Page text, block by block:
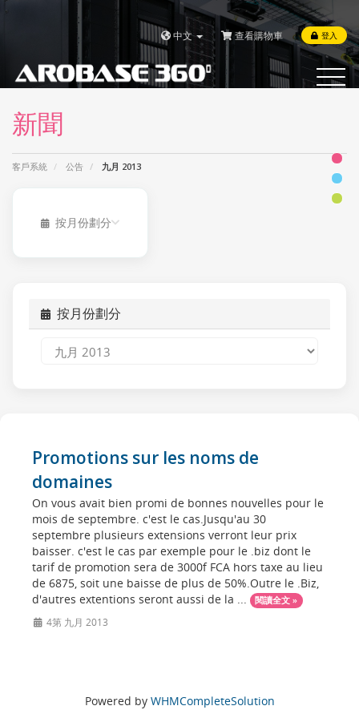
中文 查看購物車 登入
Toggle
新聞
客戶系統 公告 九月 2013
按月份劃分
按月份劃分
Promotions sur les noms de
domaines
On vous avait bien promi de bonnes nouvelles pour le
mois de septembre. c'est le cas.Jusqu'au 30
septembre plusieurs extensions verront leur prix
baisser. c'est le cas par exemple pour le .biz dont le
tarif de promotion sera de 3000f FCA hors taxe au lieu
de 6875, soit une baisse de plus de 50%.Outre le .Biz,
d'autres extentions seront aussi de la ...
閱讀全文 »
4第 九月 2013
Powered by WHMCompleteSolution